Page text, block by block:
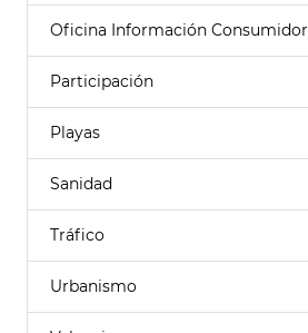
Oficina Información Consumidor
Participación
Playas
Sanidad
Tráfico
Urbanismo